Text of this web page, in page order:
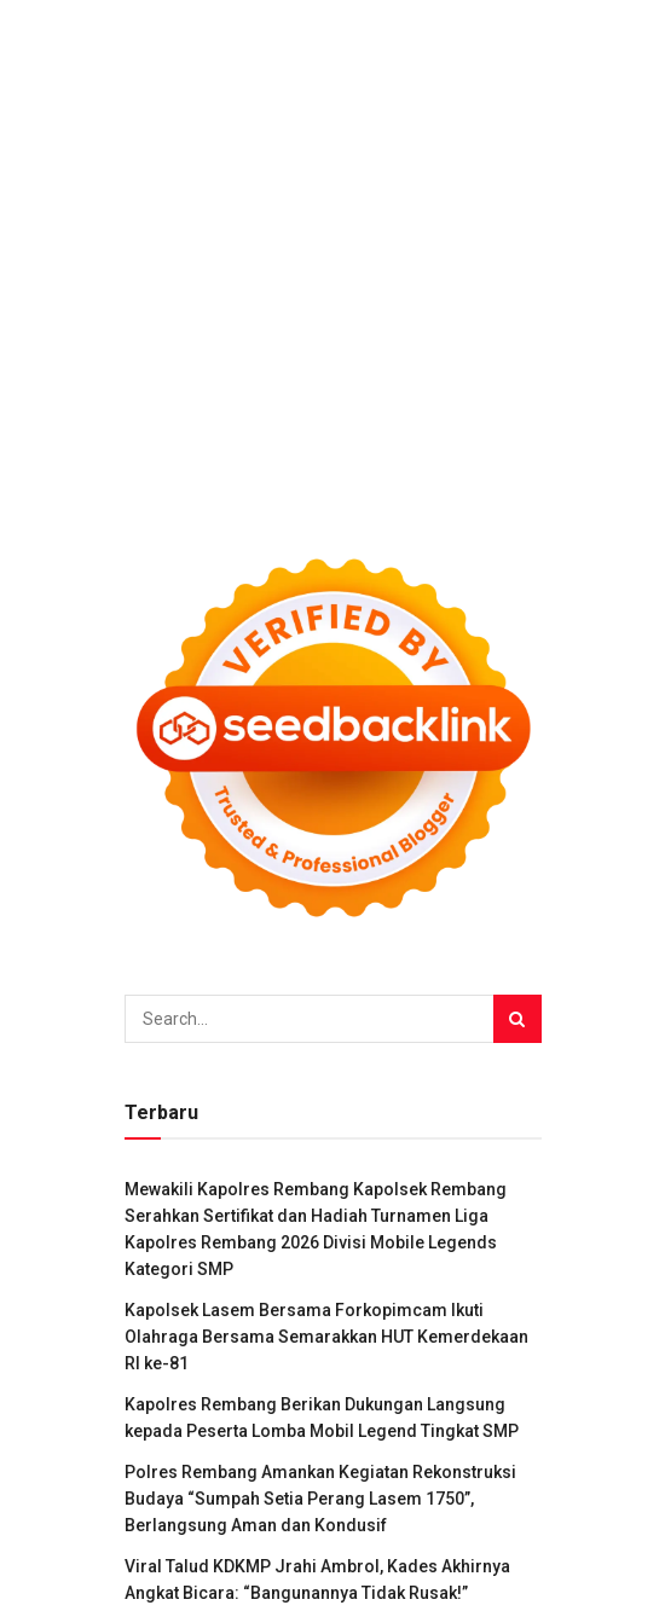
Terbaru
Mewakili Kapolres Rembang Kapolsek Rembang
Serahkan Sertifikat dan Hadiah Turnamen Liga
Kapolres Rembang 2026 Divisi Mobile Legends
Kategori SMP
Kapolsek Lasem Bersama Forkopimcam Ikuti
Olahraga Bersama Semarakkan HUT Kemerdekaan
RI ke-81
Kapolres Rembang Berikan Dukungan Langsung
kepada Peserta Lomba Mobil Legend Tingkat SMP
Polres Rembang Amankan Kegiatan Rekonstruksi
Budaya “Sumpah Setia Perang Lasem 1750”,
Berlangsung Aman dan Kondusif
Viral Talud KDKMP Jrahi Ambrol, Kades Akhirnya
Angkat Bicara: “Bangunannya Tidak Rusak!”